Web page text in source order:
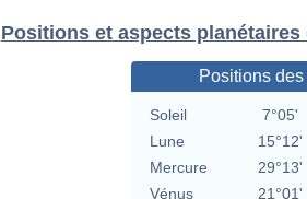
Positions et aspects planétaires
Positions
Soleil 7°05'
Lune
15°12'
Mercure
29°13'
Vénus
21°01'